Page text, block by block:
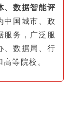
、数据智能评
中国城市、政
服务，广泛服
、数据局、行
等院校。